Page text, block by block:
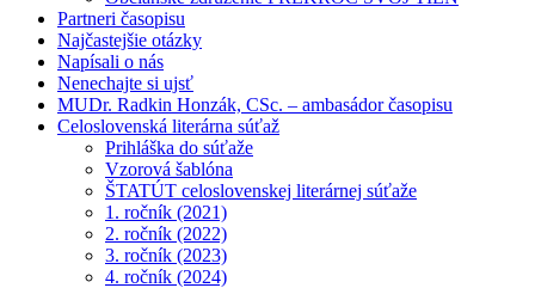
Partneri časopisu
Najčastejšie otázky
Napísali o nás
Nenechajte si ujsť
MUDr. Radkin Honzák, CSc. – ambasádor časopisu
Celoslovenská literárna súťaž
Prihláška do súťaže
Vzorová šablóna
ŠTATÚT celoslovenskej literárnej súťaže
1. ročník (2021)
2. ročník (2022)
3. ročník (2023)
4. ročník (2024)